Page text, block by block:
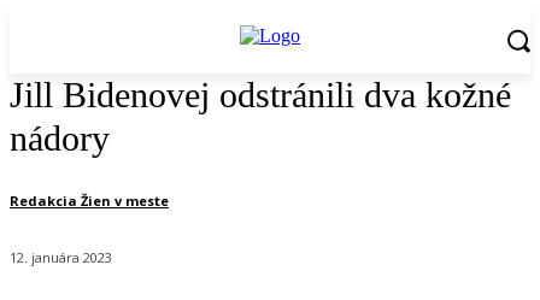
Jill Bidenovej odstránili dva kožné
nádory
Redakcia Žien v meste
12. januára 2023